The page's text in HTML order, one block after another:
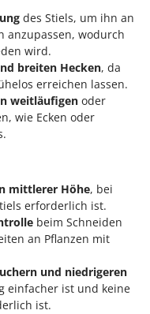
des Stiels, um ihn an
anzupassen, wodurch
wird.
breiten Hecken, da
erreichen lassen.
weitläufigen oder
wie Ecken oder
mittlerer Höhe, bei
erforderlich ist.
beim Schneiden
an Pflanzen mit
und niedrigeren
einfacher ist und keine
ist.